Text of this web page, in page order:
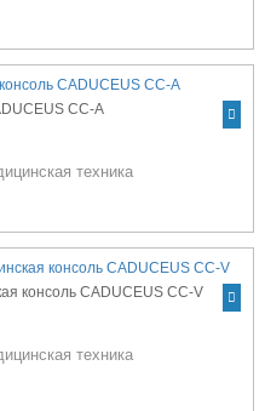
CC-A
техника
консоль CADUCEUS CC-V
техника